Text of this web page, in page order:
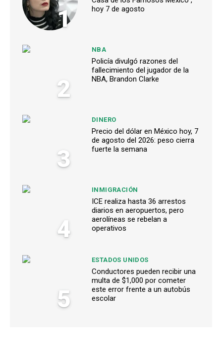
1
hoy 7 de agosto
2
NBA
Policía divulgó razones del
fallecimiento del jugador de la
NBA, Brandon Clarke
3
DINERO
Precio del dólar en México hoy, 7
de agosto del 2026: peso cierra
fuerte la semana
4
INMIGRACIÓN
ICE realiza hasta 36 arrestos
diarios en aeropuertos, pero
aerolíneas se rebelan a
operativos
5
ESTADOS UNIDOS
Conductores pueden recibir una
multa de $1,000 por cometer
este error frente a un autobús
escolar